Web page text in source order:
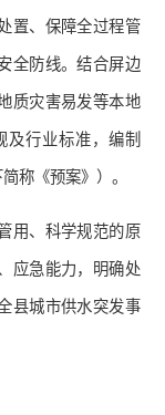
置、保障全过程管
全防线。结合屏边
质灾害易发等本地
及行业标准，编制
称《预案》）。
用、科学规范的原
应急能力，明确处
县城市供水突发事